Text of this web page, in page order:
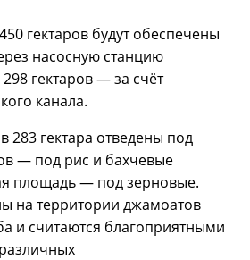
гектаров будут обеспечены
насосную станцию
гектаров — за счёт
канала.
283 гектара отведены под
— под рис и бахчевые
площадь — под зерновые.
на территории джамоатов
и считаются благоприятными